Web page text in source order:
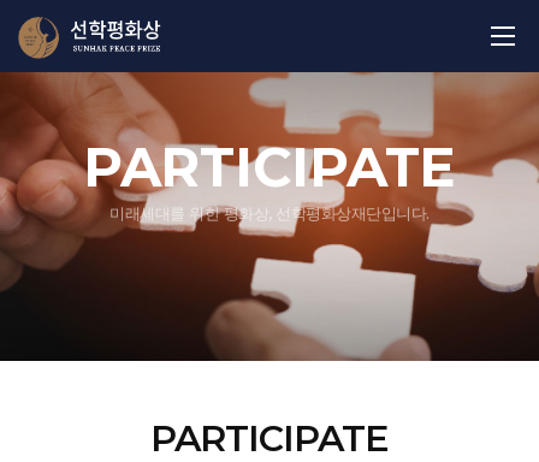
PARTICIPATE
미래세대를 위한 평화상, 선학평화상재단입니다.
PARTICIPATE